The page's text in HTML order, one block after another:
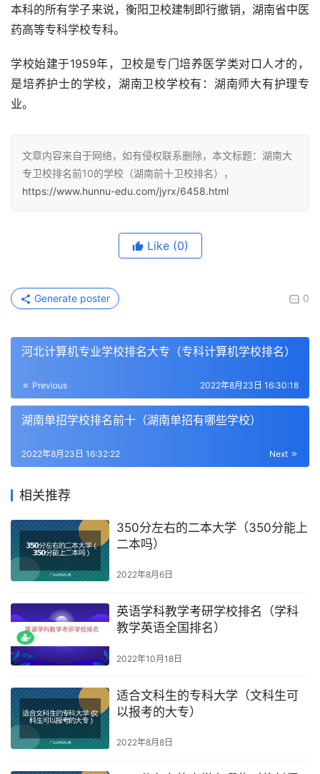
本科的所有学子来说，衡阳卫校建制即行撤销，湖南省中医
药高等专科学校专科。
学校始建于1959年，卫校是专门培养医学类对口人才的，
是培养护士的学校，湖南卫校学校有：湖南师大有护理专
业。
文章内容来自于网络，如有侵权联系删除，本文标题：湖南大
专卫校排名前10的学校（湖南前十卫校排名），
https://www.hunnu-edu.com/jyrx/6458.html
Like (0)
0
Generate poster
河北计算机专业学校排名大专（专科计算机学校排名）
Previous 2022年8月23日 16:30:18
湖南单招学校排名前十（湖南单招有哪些学校）
Next
2022年8月23日 16:32:22
相关推荐
350分左右的二本大学（350分能上
二本吗）
2022年8月6日
英语学科教学考研学校排名（学科
教学英语全国排名）
2022年10月18日
适合文科生的专科大学（文科生可
以报考的大专）
2022年8月8日